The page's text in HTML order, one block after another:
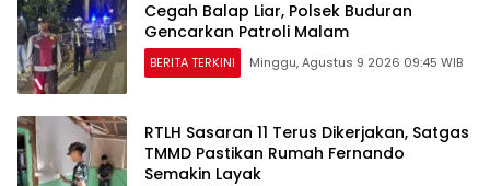
Cegah Balap Liar, Polsek Buduran
Gencarkan Patroli Malam
BERITA TERKINI Minggu, Agustus 9 2026 09:45 WIB
RTLH Sasaran 11 Terus Dikerjakan, Satgas
TMMD Pastikan Rumah Fernando
Semakin Layak